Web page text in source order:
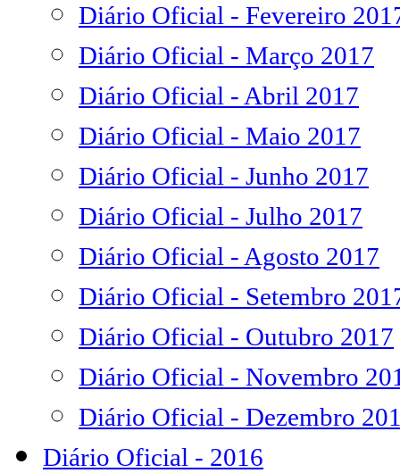
Diário Oficial - Fevereiro
Diário Oficial - Março 2017
Diário Oficial - Abril 2017
Diário Oficial - Maio 2017
Diário Oficial - Junho 2017
Diário Oficial - Julho 2017
Diário Oficial - Agosto 2017
Diário Oficial - Setembro
Diário Oficial - Outubro 2017
Diário Oficial - Novembro
Diário Oficial - Dezembro
Diário Oficial - 2016